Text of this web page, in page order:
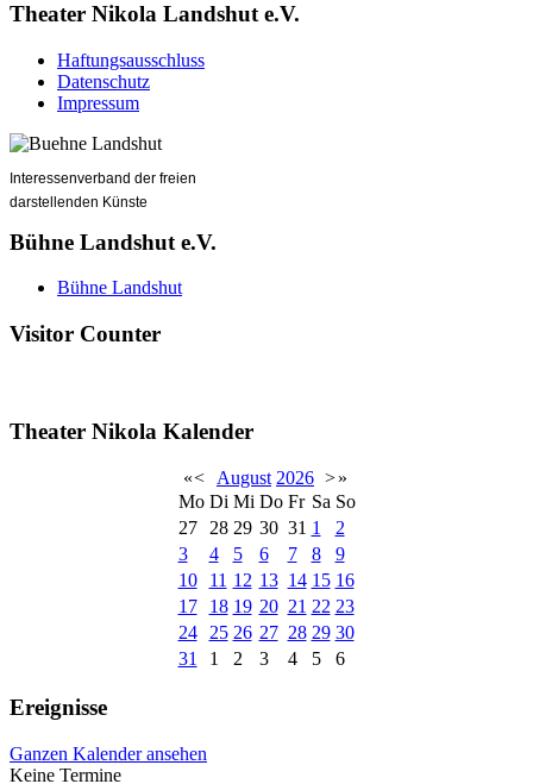
Theater Nikola Landshut e.V.
Haftungsausschluss
Datenschutz
Impressum
Interessenverband der freien
darstellenden Künste
Bühne Landshut e.V.
Bühne Landshut
Visitor Counter
Theater Nikola Kalender
«< August 2026 >»
Mo Di Mi Do Fr Sa So
27
28 29 30 31 1
2
3
4 5 6 7 8
9
10
11 12 13 14 15 16
17
18 19 20 21 22 23
24
25 26 27 28 29 30
31
1 2 3 4 5 6
Ereignisse
Ganzen Kalender ansehen
Keine Termine